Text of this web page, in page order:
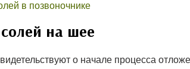
в позвоночнике
на шее
о начале процесса